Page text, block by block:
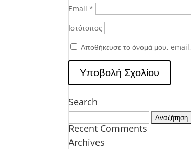
Email*
Ιστότοπος
Αποθήκευσε το όνομά μου,
Search
για:
Recent Comments
Archives